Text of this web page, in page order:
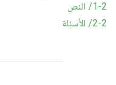
1-2/ النص
2-2/ الأسئلة